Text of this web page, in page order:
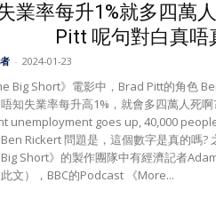
失業率每升1%就多四萬
Pitt 呢句對白真唔
- 2024-01-23
Big Short》電影中，Brad Pitt的角色
唔知失業率每升高1%，就會多四萬人死
unemployment goes up, 40,000
Rickert 問題是，這個數字是真的嗎?
Big Short》的製作團隊中有經濟記者
文），BBC的Podcast 《More...